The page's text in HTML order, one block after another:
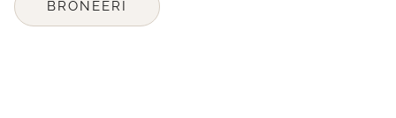
BRONEERI